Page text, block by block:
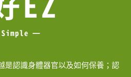
是認識身體器官以及如何保養；認